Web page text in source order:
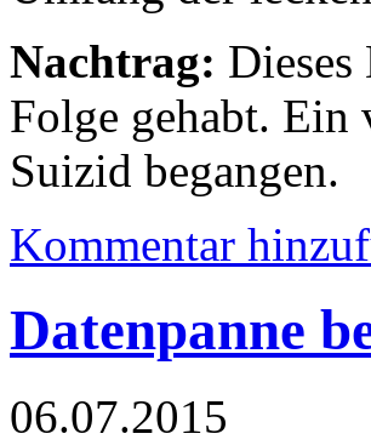
Nachtrag: Dieses
Folge gehabt. Ein
Suizid begangen.
Kommentar
Datenpanne
06.07.2015